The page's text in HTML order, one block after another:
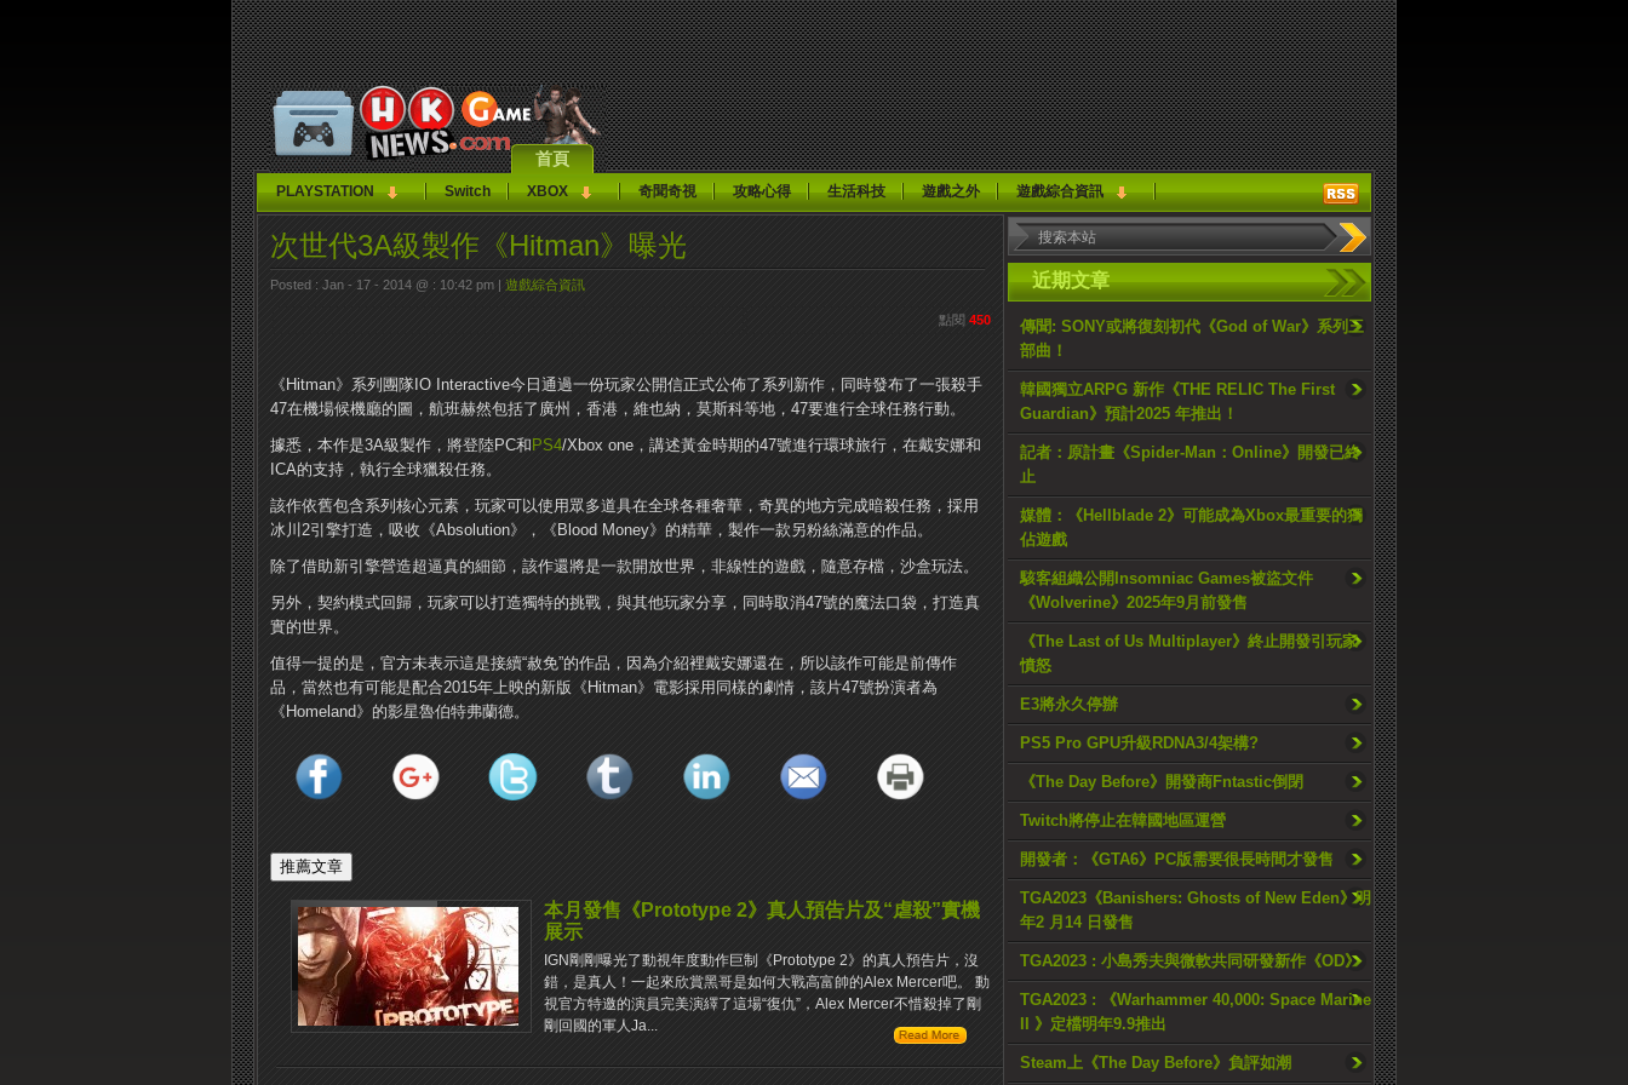
首頁
PLAYSTATION Switch XBOX 奇聞奇視 攻略心得 生活科技 遊戲之外 遊戲綜合資訊
近期文章
傳聞: SONY或將復刻初代《God of War》系列三
部曲！
韓國獨立ARPG 新作《THE RELIC The First
Guardian》預計2025 年推出！
記者：原計畫《Spider-Man：Online》開發已終
止
媒體：《Hellblade 2》可能成為Xbox最重要的獨
佔遊戲
駭客組織公開Insomniac Games被盜文件
《Wolverine》2025年9月前發售
《The Last of Us Multiplayer》終止開發引玩家
憤怒
E3將永久停辦
PS5 Pro GPU升級RDNA3/4架構?
《The Day Before》開發商Fntastic倒閉
Twitch將停止在韓國地區運營
開發者：《GTA6》PC版需要很長時間才發售
TGA2023《Banishers: Ghosts of New Eden》明
年2 月14 日發售
TGA2023 : 小島秀夫與微軟共同研發新作《OD》
TGA2023 : 《Warhammer 40,000: Space Marine
II 》定檔明年9.9推出
Steam上《The Day Before》負評如潮
次世代3A級製作《Hitman》曝光
Posted : Jan - 17 - 2014 @ : 10:42 pm | 遊戲綜合資訊
點閱 450
《Hitman》系列團隊IO Interactive今日通過一份玩家公開信正式公佈了系列新作，同時發布了一張殺手
47在機場候機廳的圖，航班赫然包括了廣州，香港，維也納，莫斯科等地，47要進行全球任務行動。
據悉，本作是3A級製作，將登陸PC和 PS4/Xbox one，講述黃金時期的47號進行環球旅行，在戴安娜和
ICA的支持，執行全球獵殺任務。
該作依舊包含系列核心元素，玩家可以使用眾多道具在全球各種奢華，奇異的地方完成暗殺任務，採用
冰川2引擎打造，吸收《Absolution》，《Blood Money》的精華，製作一款另粉絲滿意的作品。
除了借助新引擎營造超逼真的細節，該作還將是一款開放世界，非線性的遊戲，隨意存檔，沙盒玩法。
另外，契約模式回歸，玩家可以打造獨特的挑戰，與其他玩家分享，同時取消47號的魔法口袋，打造真
實的世界。
值得一提的是，官方未表示這是接續“赦免”的作品，因為介紹裡戴安娜還在，所以該作可能是前傳作
品，當然也有可能是配合2015年上映的新版《Hitman》電影採用同樣的劇情，該片47號扮演者為
《Homeland》的影星魯伯特弗蘭德。
本月發售《Prototype 2》真人預告片及“虐殺”實機
展示
IGN剛剛曝光了動視年度動作巨制《Prototype 2》的真人預告片，沒
錯，是真人！一起來欣賞黑哥是如何大戰高富帥的Alex Mercer吧。 動
視官方特邀的演員完美演繹了這場“復仇”，Alex Mercer不惜殺掉了剛
剛回國的軍人Ja...